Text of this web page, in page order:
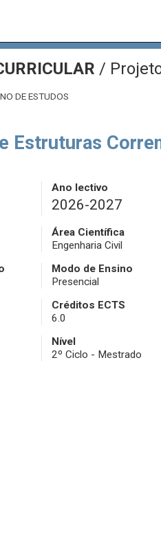
/
DE ESTUDOS
Estruturas
Ano lectivo
2026-2027
Área Científica
Engenharia Civil
Modo de Ensino
Presencial
Créditos ECTS
6.0
Nível
2º Ciclo - Mestrado